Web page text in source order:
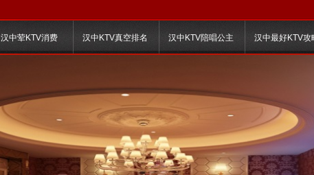
汉中荤KTV消费 汉中KTV真空排名 汉中KTV陪唱公主 汉中最好KTV攻